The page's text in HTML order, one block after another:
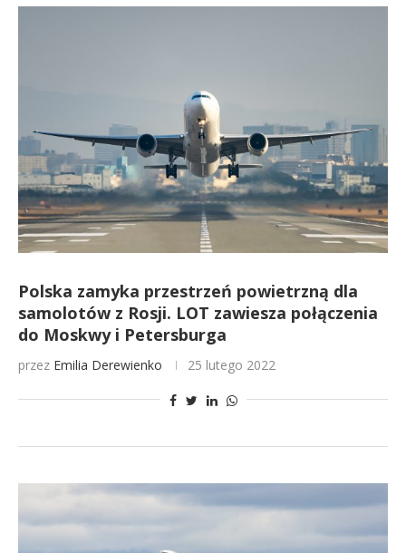
Polska zamyka przestrzeń powietrzną dla
samolotów z Rosji. LOT zawiesza połączenia
do Moskwy i Petersburga
przez Emilia Derewienko 25 lutego 2022